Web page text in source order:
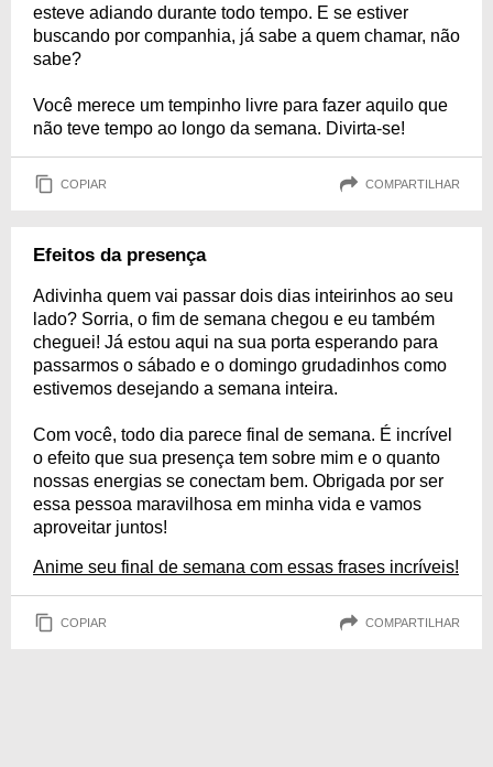
esteve adiando durante todo tempo. E se estiver
buscando por companhia, já sabe a quem chamar, não
sabe?
Você merece um tempinho livre para fazer aquilo que
não teve tempo ao longo da semana. Divirta-se!
COPIAR COMPARTILHAR
Efeitos da presença
Adivinha quem vai passar dois dias inteirinhos ao seu
lado? Sorria, o fim de semana chegou e eu também
cheguei! Já estou aqui na sua porta esperando para
passarmos o sábado e o domingo grudadinhos como
estivemos desejando a semana inteira.
Com você, todo dia parece final de semana. É incrível
o efeito que sua presença tem sobre mim e o quanto
nossas energias se conectam bem. Obrigada por ser
essa pessoa maravilhosa em minha vida e vamos
aproveitar juntos!
Anime seu final de semana com essas frases incríveis!
COPIAR COMPARTILHAR